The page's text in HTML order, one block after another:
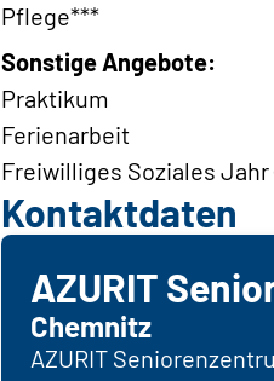
Pflege***
Sonstige Angebote:
Praktikum
Ferienarbeit
Freiwilliges Soziales Jahr
Kontaktdaten
AZURIT
Chemnitz
AZURIT